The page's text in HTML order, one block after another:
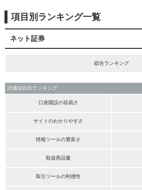
項目別ランキング一覧
ネット証券
総合ランキング
評価項目別ランキング
口座開設の容易さ
サイトのわかりやすさ
情報ツールの豊富さ
取扱商品量
取引ツールの利便性